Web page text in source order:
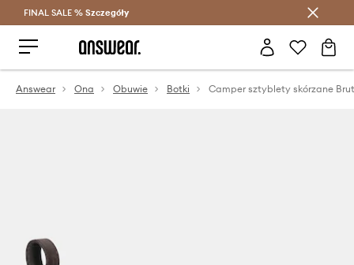
Oszczędzaj z Answear Club >
FINAL SALE % Szczegóły
Answear Ona Obuwie Botki